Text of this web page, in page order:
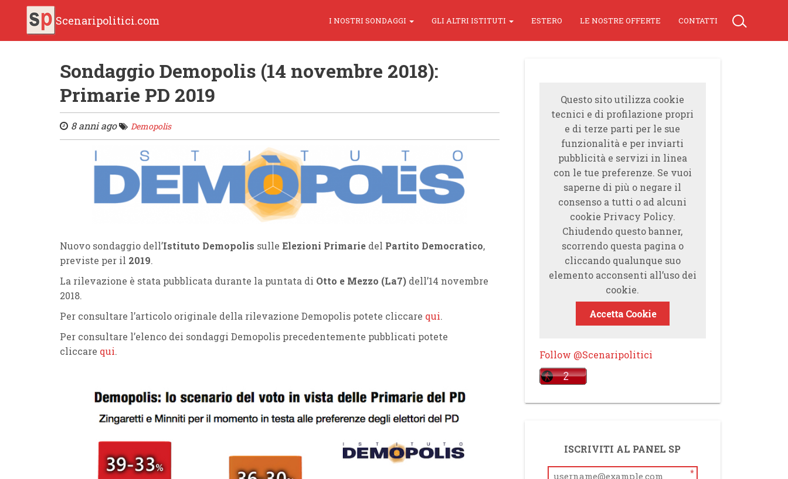
Scenaripolitici.com I NOSTRI SONDAGGI GLI ALTRI ISTITUTI ESTERO LE NOSTRE OFFERTE CONTATTI
Sondaggio Demopolis (14 novembre 2018):
Primarie PD 2019
8 anni ago Demopolis
Nuovo sondaggio dell’Istituto Demopolis sulle Elezioni Primarie del Partito Democratico,
previste per il 2019.
La rilevazione è stata pubblicata durante la puntata di Otto e Mezzo (La7) dell’14 novembre
2018.
Per consultare l’articolo originale della rilevazione Demopolis potete cliccare qui.
Per consultare l’elenco dei sondaggi Demopolis precedentemente pubblicati potete
cliccare qui.
Questo sito utilizza cookie
tecnici e di profilazione propri
e di terze parti per le sue
funzionalità e per inviarti
pubblicità e servizi in linea
con le tue preferenze. Se vuoi
saperne di più o negare il
consenso a tutti o ad alcuni
cookie Privacy Policy.
Chiudendo questo banner,
scorrendo questa pagina o
cliccando qualunque suo
elemento acconsenti all’uso dei
cookie.
Accetta Cookie
Follow @Scenaripolitici
ISCRIVITI AL PANEL SP
*